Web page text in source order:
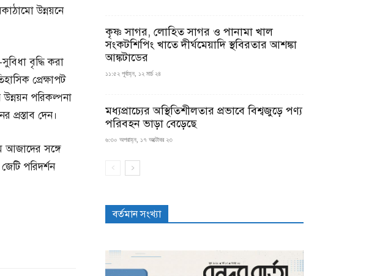
উন্নয়নে
বৃদ্ধি করা
প্রেক্ষাপট
পরিকল্পনা
প্রস্তাব দেন।
আজাদের সঙ্গে
পরিদর্শন
কৃষ্ণ সাগর, লোহিত সাগর ও পানামা খাল
সংকটশিপিং খাতে দীর্ঘমেয়াদি স্থবিরতার আশঙ্কা
আঙ্কটাডের
১১:৫২ পূর্বাহ্ন, ১২ মার্চ ২৪
মধ্যপ্রাচ্যের অস্থিতিশীলতার প্রভাবে বিশ্বজুড়ে পণ্য
পরিবহন ভাড়া বেড়েছে
৬:৩০ অপরাহ্ন, ১৭ অক্টোবর ২৩
বর্তমান সংখ্যা